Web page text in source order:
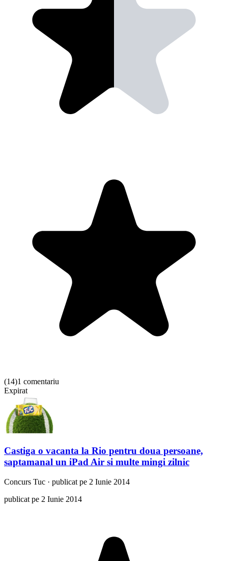
(14)1 comentariu
Expirat
Castiga o vacanta la Rio pentru doua persoane,
saptamanal un iPad Air si multe mingi zilnic
Concurs Tuc · publicat pe 2 Iunie 2014
publicat pe 2 Iunie 2014